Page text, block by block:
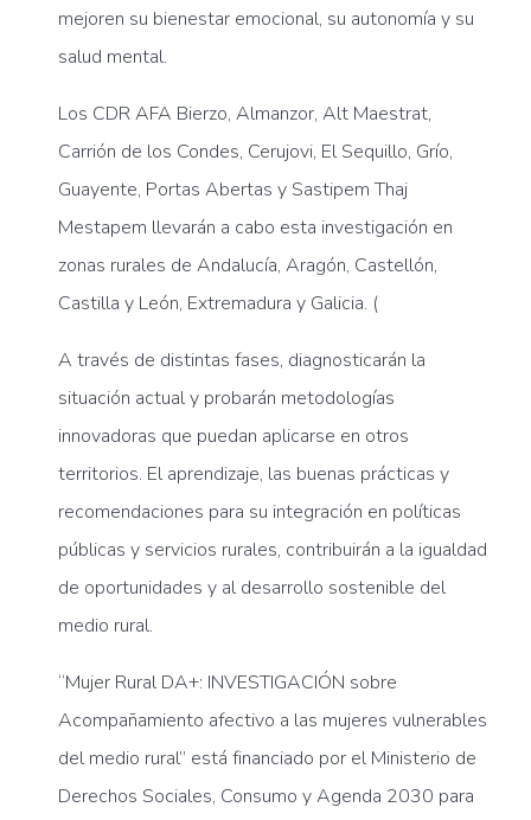
mejoren su bienestar emocional, su autonomía y su
salud mental.
Los CDR AFA Bierzo, Almanzor, Alt Maestrat,
Carrión de los Condes, Cerujovi, El Sequillo, Grío,
Guayente, Portas Abertas y Sastipem Thaj
Mestapem llevarán a cabo esta investigación en
zonas rurales de Andalucía, Aragón, Castellón,
Castilla y León, Extremadura y Galicia. (
A través de distintas fases, diagnosticarán la
situación actual y probarán metodologías
innovadoras que puedan aplicarse en otros
territorios. El aprendizaje, las buenas prácticas y
recomendaciones para su integración en políticas
públicas y servicios rurales, contribuirán a la igualdad
de oportunidades y al desarrollo sostenible del
medio rural.
“Mujer Rural DA+: INVESTIGACIÓN sobre
Acompañamiento afectivo a las mujeres vulnerables
del medio rural” está financiado por el Ministerio de
Derechos Sociales, Consumo y Agenda 2030 para